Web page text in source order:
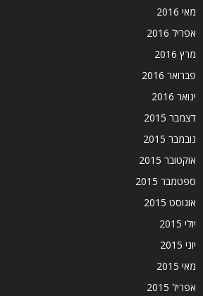
מאי 2016
אפריל 2016
מרץ 2016
פברואר 2016
ינואר 2016
דצמבר 2015
נובמבר 2015
אוקטובר 2015
ספטמבר 2015
אוגוסט 2015
יולי 2015
יוני 2015
מאי 2015
אפריל 2015